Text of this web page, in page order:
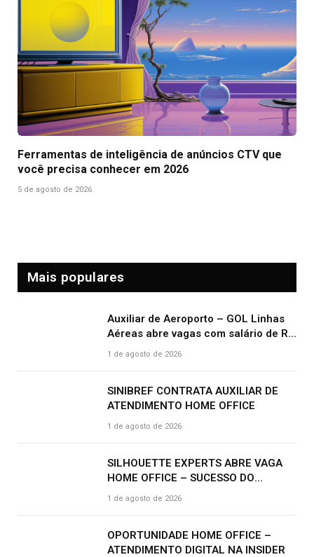
Ferramentas de inteligência de anúncios CTV que
você precisa conhecer em 2026
5 de agosto de 2026
Mais populares
Auxiliar de Aeroporto – GOL Linhas
Aéreas abre vagas com salário de R$
2.000,00 e benefícios atrativos
1 de agosto de 2026
SINIBREF CONTRATA AUXILIAR DE
ATENDIMENTO HOME OFFICE
1 de agosto de 2026
SILHOUETTE EXPERTS ABRE VAGA
HOME OFFICE – SUCESSO DO
CLIENTE | R$ 2.500
1 de agosto de 2026
OPORTUNIDADE HOME OFFICE –
ATENDIMENTO DIGITAL NA INSIDER